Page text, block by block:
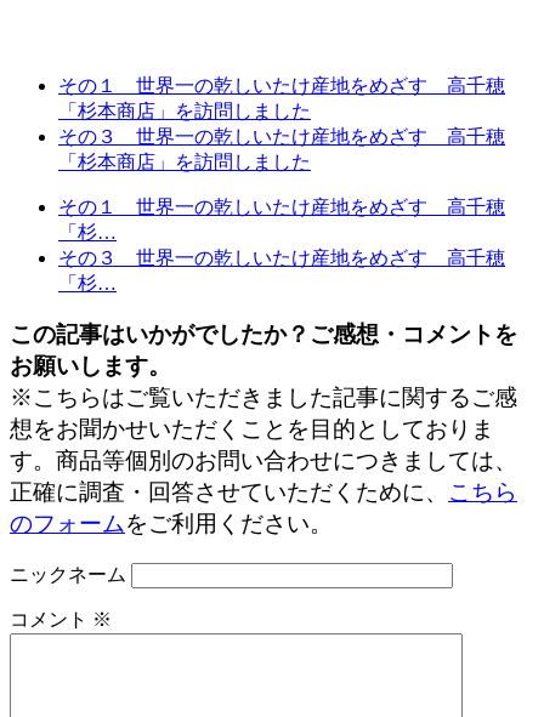
その１ 世界一の乾しいたけ産地をめざす 高千穂
「杉本商店」を訪問しました
その３ 世界一の乾しいたけ産地をめざす 高千穂
「杉本商店」を訪問しました
その１ 世界一の乾しいたけ産地をめざす 高千穂
「杉…
その３ 世界一の乾しいたけ産地をめざす 高千穂
「杉…
この記事はいかがでしたか？ご感想・コメントを
お願いします。
※こちらはご覧いただきました記事に関するご感
想をお聞かせいただくことを目的としておりま
す。商品等個別のお問い合わせにつきましては、
正確に調査・回答させていただくために、 こちら
のフォームをご利用ください。
ニックネーム
コメント ※